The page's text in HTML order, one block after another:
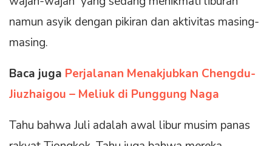
namun asyik dengan pikiran dan aktivitas masing-
masing.
Baca juga Perjalanan Menakjubkan Chengdu-
Jiuzhaigou – Meliuk di Punggung Naga
Tahu bahwa Juli adalah awal libur musim panas